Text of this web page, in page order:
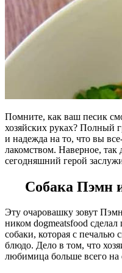
Помните, как ваш песик
хозяйских руках? Полный
и надежда на то, что вы
лакомством. Наверное,
сегодняшний герой
Собака Пэмн
Эту очаровашку зовут
ником dogmeatsfood
собаки, которая с печалью
блюдо. Дело в том, что
любимица больше всего на